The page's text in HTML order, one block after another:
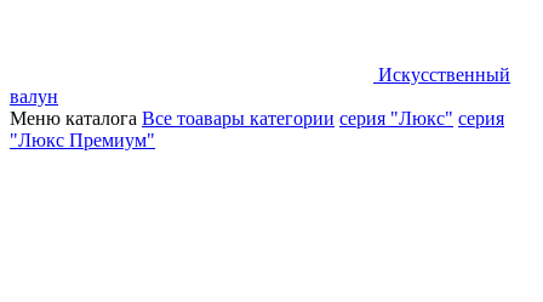
Искусственный
валун
Меню каталога Все тоавары категории серия "Люкс" серия
"Люкс Премиум"